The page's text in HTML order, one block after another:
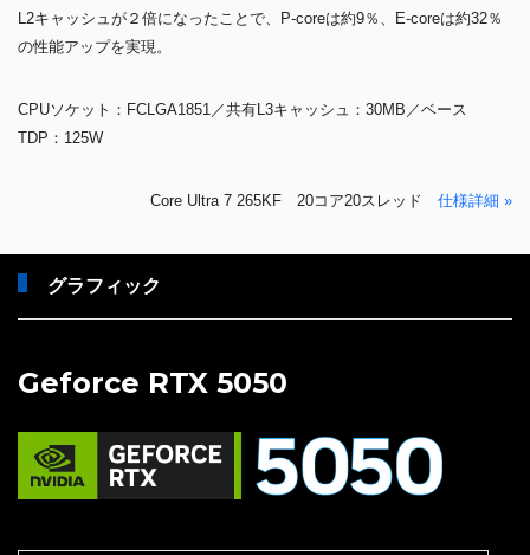
L2キャッシュが２倍になったことで、P-coreは約9％、E-coreは約32％
の性能アップを実現。
CPUソケット：FCLGA1851／共有L3キャッシュ：30MB／ベース
TDP：125W
Core Ultra 7 265KF 20コア20スレッド 仕様詳細 »
グラフィック
Geforce RTX 5050